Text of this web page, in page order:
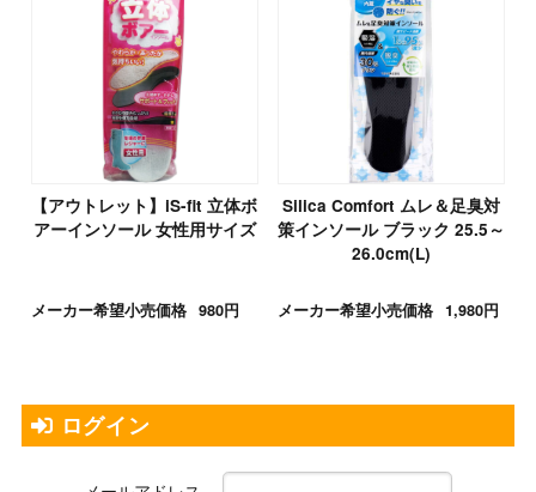
【アウトレット】iS-fit 立体ボ
アーインソール 女性用サイズ
メーカー希望小売価格 980円
Silica Comfort ムレ＆足臭対
策インソール ブラック 25.5～
26.0cm(L)
メーカー希望小売価格 1,980円
ログイン